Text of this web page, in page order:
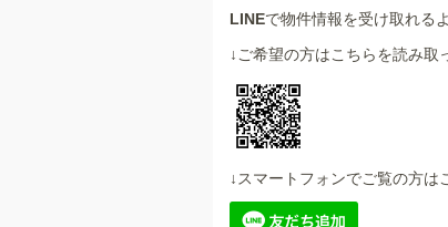
LINEで物件情報を受け取れる
↓ご希望の方はこちらを読み取
↓スマートフォンでご覧の方は